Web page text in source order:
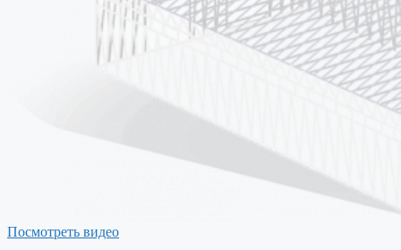
Посмотреть видео